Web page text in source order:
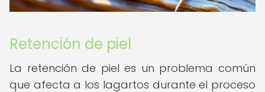
Retención de piel
La retención de piel es un problema común
que afecta a los lagartos durante el proceso